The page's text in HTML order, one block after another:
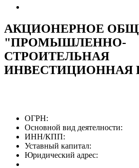
АКЦИОНЕРНОЕ
"ПРОМЫШЛЕННО-
СТРОИТЕЛЬНАЯ
ИНВЕСТИЦИОННАЯ
ОГРН:
Основной вид деятелности:
ИНН/КПП:
Уставный капитал:
Юридический адрес: